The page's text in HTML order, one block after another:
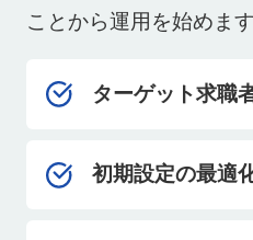
ことから運用を始めます
ターゲット求職
初期設定の最適